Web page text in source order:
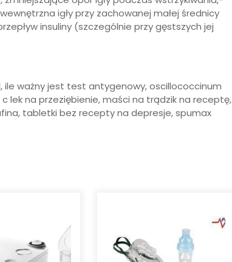
igły przy zachowanej małej średnicy
insuliny (szczególnie przy gęstszych jej
ile ważny jest test antygenowy, oscillococcinum
na przeziębienie, maści na trądzik na receptę,
tabletki bez recepty na depresje, spumax